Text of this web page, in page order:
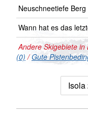
Neuschneetiefe Berg
Wann hat es das
Andere Skigebiete in
(0) /Gute